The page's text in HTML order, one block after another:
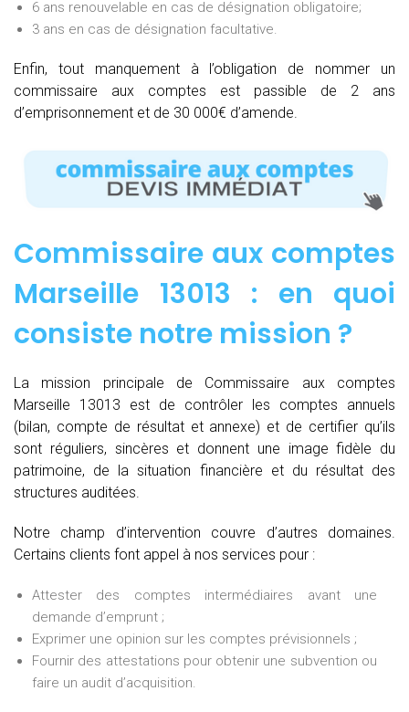
6 ans renouvelable en cas de désignation obligatoire;
3 ans en cas de désignation facultative.
Enfin, tout manquement à l’obligation de nommer un
commissaire aux comptes est passible de 2 ans
d’emprisonnement et de 30 000€ d’amende.
Commissaire aux comptes
Marseille 13013 : en quoi
consiste notre mission ?
La mission principale de Commissaire aux comptes
Marseille 13013 est de contrôler les comptes annuels
(bilan, compte de résultat et annexe) et de certifier qu’ils
sont réguliers, sincères et donnent une image fidèle du
patrimoine, de la situation financière et du résultat des
structures auditées.
Notre champ d’intervention couvre d’autres domaines.
Certains clients font appel à nos services pour :
Attester des comptes intermédiaires avant une
demande d’emprunt ;
Exprimer une opinion sur les comptes prévisionnels ;
Fournir des attestations pour obtenir une subvention ou
faire un audit d’acquisition.